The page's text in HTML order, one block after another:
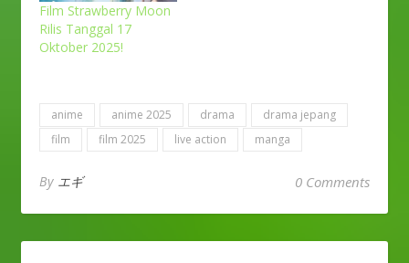
Film Strawberry Moon
Rilis Tanggal 17
Oktober 2025!
anime anime 2025 drama
drama jepang
film
film 2025 live action manga
By エギ 0 Comments